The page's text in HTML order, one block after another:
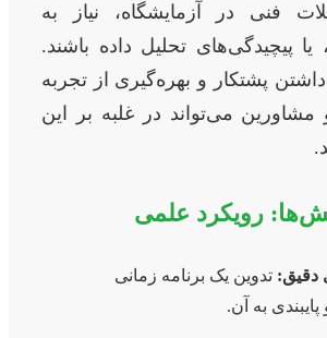
فنی در آزمایشگاه، نیاز به
پیچیدگی‌های تحلیل داده باشند.
پشتکار و بهره‌گیری از تجربه
و مشاورین می‌تواند در غلبه بر این
رویکرد علمی
دقیق: تدوین یک برنامه زمانی
پایبندی به آن.